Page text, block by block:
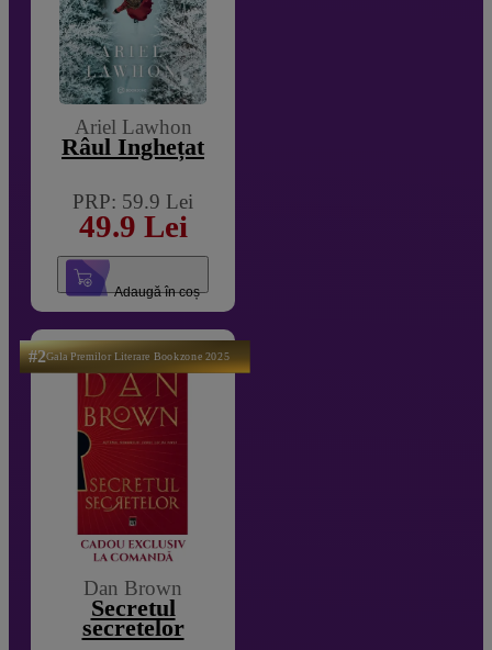
Ariel Lawhon
Râul Înghețat
PRP: 59.9 Lei
49.9 Lei
Adaugă în coș
#2Gala Premilor Literare Bookzone 2025
Dan Brown
Secretul
secretelor